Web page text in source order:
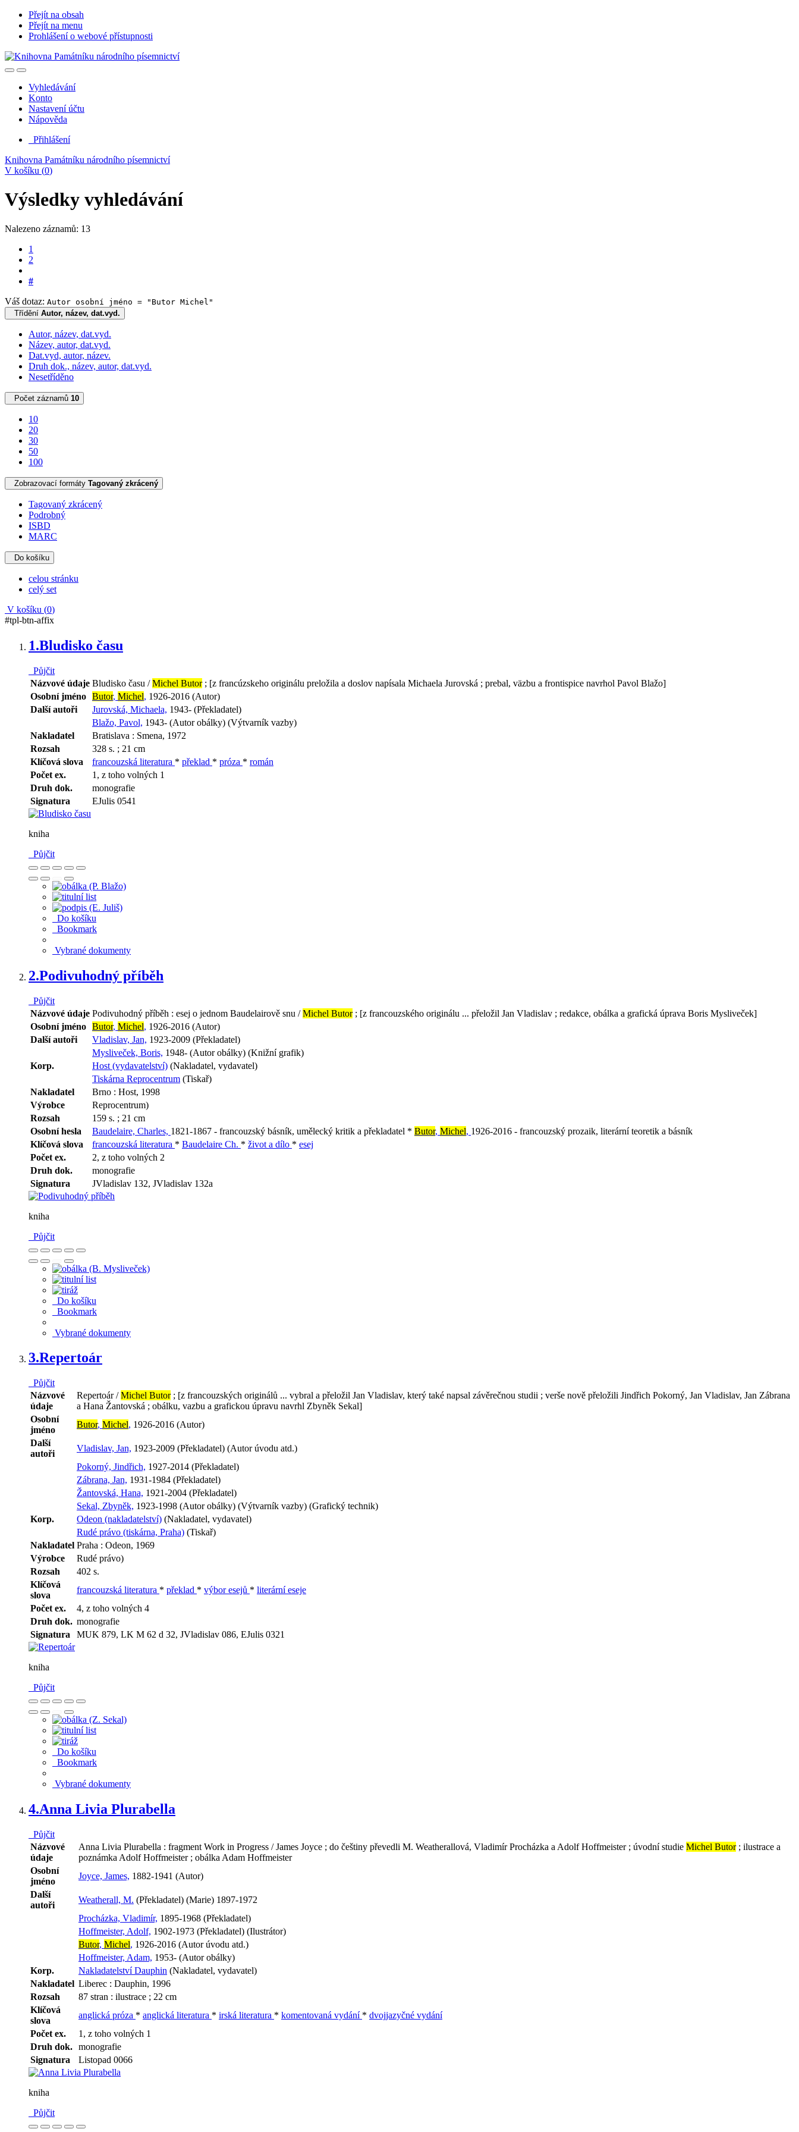
Přejít na obsah
Přejít na menu
Prohlášení o webové přístupnosti
Vyhledávání
Konto
Nastavení účtu
Nápověda
Přihlášení
Knihovna Památníku národního písemnictví
V košíku (0)
Výsledky vyhledávání
Nalezeno záznamů: 13
1
2
#
Váš dotaz: Autor osobní jméno = "Butor Michel"
Třídění Autor, název, dat.vyd.
Autor, název, dat.vyd.
Název, autor, dat.vyd.
Dat.vyd, autor, název.
Druh dok., název, autor, dat.vyd.
Nesetříděno
Počet záznamů 10
10
20
30
50
100
Zobrazovací formáty Tagovaný zkrácený
Tagovaný zkrácený
Podrobný
ISBD
MARC
Do košíku
celou stránku
celý set
V košíku (0)
#tpl-btn-affix
1.Bludisko času
Půjčit
Názvové údaje Bludisko času /Michel Butor; [z francúzskeho originálu preložila a doslov napísala Michaela Jurovská ; prebal, väzbu a frontispice navrhol Pavol Blažo]
Osobní jméno Butor, Michel, 1926-2016 (Autor)
Další autoři
Jurovská, Michaela, 1943- (Překladatel)
Blažo, Pavol, 1943- (Autor obálky) (Výtvarník vazby)
Nakladatel
Bratislava : Smena, 1972
Rozsah
328 s. ; 21 cm
Klíčová slova
francouzská literatura * překlad * próza * román
Počet ex.
1, z toho volných 1
Druh dok.
monografie
Signatura
EJulis 0541
kniha
Půjčit
Do košíku
Bookmark
Vybrané dokumenty
2.Podivuhodný příběh
Půjčit
Názvové údaje Podivuhodný příběh : esej o jednom Baudelairově snu /Michel Butor; [z francouzského originálu ... přeložil Jan Vladislav ; redakce, obálka a grafická úprava Boris Mysliveček]
Osobní jméno Butor, Michel, 1926-2016 (Autor)
Další autoři
Vladislav, Jan, 1923-2009 (Překladatel)
Mysliveček, Boris, 1948- (Autor obálky) (Knižní grafik)
Korp.
Host (vydavatelství) (Nakladatel, vydavatel)
Tiskárna Reprocentrum (Tiskař)
Nakladatel
Brno : Host, 1998
Výrobce
Reprocentrum)
Rozsah
159 s. ; 21 cm
Osobní hesla
Baudelaire, Charles, 1821-1867 - francouzský básník, umělecký kritik a překladatel * Butor, Michel, 1926-2016 - francouzský prozaik, literární teoretik a básník
Klíčová slova
francouzská literatura * Baudelaire Ch. * život a dílo * esej
Počet ex.
2, z toho volných 2
Druh dok.
monografie
Signatura
JVladislav 132, JVladislav 132a
kniha
Půjčit
Do košíku
Bookmark
Vybrané dokumenty
3.Repertoár
Půjčit
Názvové
údaje
Repertoár /Michel Butor; [z francouzských originálů ... vybral a přeložil Jan Vladislav, který také napsal závěrečnou studii ; verše nově přeložili Jindřich Pokorný, Jan Vladislav, Jan Zábrana
a Hana Žantovská ; obálku, vazbu a grafickou úpravu navrhl Zbyněk Sekal]
Osobní
jméno
Butor, Michel, 1926-2016 (Autor)
Další
autoři
Vladislav, Jan, 1923-2009 (Překladatel) (Autor úvodu atd.)
Pokorný, Jindřich, 1927-2014 (Překladatel)
Zábrana, Jan, 1931-1984 (Překladatel)
Žantovská, Hana, 1921-2004 (Překladatel)
Sekal, Zbyněk, 1923-1998 (Autor obálky) (Výtvarník vazby) (Grafický technik)
Korp.
Odeon (nakladatelství) (Nakladatel, vydavatel)
Rudé právo (tiskárna, Praha) (Tiskař)
Nakladatel Praha : Odeon, 1969
Výrobce
Rudé právo)
Rozsah
402 s.
Klíčová
slova
francouzská literatura * překlad * výbor esejů * literární eseje
Počet ex.
4, z toho volných 4
Druh dok. monografie
Signatura
MUK 879, LK M 62 d 32, JVladislav 086, EJulis 0321
kniha
Půjčit
Do košíku
Bookmark
Vybrané dokumenty
4.Anna Livia Plurabella
Půjčit
Názvové
údaje
Anna Livia Plurabella : fragment Work in Progress / James Joyce ; do češtiny převedli M. Weatherallová, Vladimír Procházka a Adolf Hoffmeister ; úvodní studie Michel Butor; ilustrace a
poznámka Adolf Hoffmeister ; obálka Adam Hoffmeister
Osobní
jméno
Joyce, James, 1882-1941 (Autor)
Další
autoři
Weatherall, M. (Překladatel) (Marie) 1897-1972
Procházka, Vladimír, 1895-1968 (Překladatel)
Hoffmeister, Adolf, 1902-1973 (Překladatel) (Ilustrátor)
Butor, Michel, 1926-2016 (Autor úvodu atd.)
Hoffmeister, Adam, 1953- (Autor obálky)
Korp.
Nakladatelství Dauphin (Nakladatel, vydavatel)
Nakladatel Liberec : Dauphin, 1996
Rozsah
87 stran : ilustrace ; 22 cm
Klíčová
slova
anglická próza * anglická literatura * irská literatura * komentovaná vydání * dvojjazyčné vydání
Počet ex.
1, z toho volných 1
Druh dok. monografie
Signatura
Listopad 0066
kniha
Půjčit